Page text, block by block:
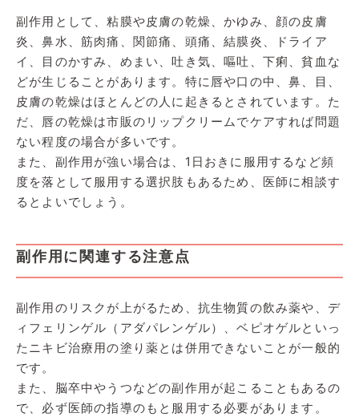
副作用として、粘膜や皮膚の乾燥、かゆみ、顔の皮膚
炎、鼻水、筋肉痛、関節痛、頭痛、結膜炎、ドライア
イ、目のかすみ、めまい、吐き気、嘔吐、下痢、貧血な
どが生じることがあります。特に唇や口の中、鼻、目、
皮膚の乾燥はほとんどの人に起きるとされています。た
だ、唇の乾燥は市販のリップクリームでケアすれば問題
ない程度の場合が多いです。
また、副作用が強い場合は、1日おきに服用するなど頻
度を落として服用する選択肢もあるため、医師に相談す
るとよいでしょう。
副作用に関連する注意点
副作用のリスクが上がるため、抗生物質の飲み薬や、デ
ィフェリンゲル（アダパレンゲル）、ベピオゲルといっ
たニキビ治療用の塗り薬とは併用できないことが一般的
です。
また、脳卒中やうつなどの副作用が起こることもあるの
で、必ず医師の指導のもと服用する必要があります。